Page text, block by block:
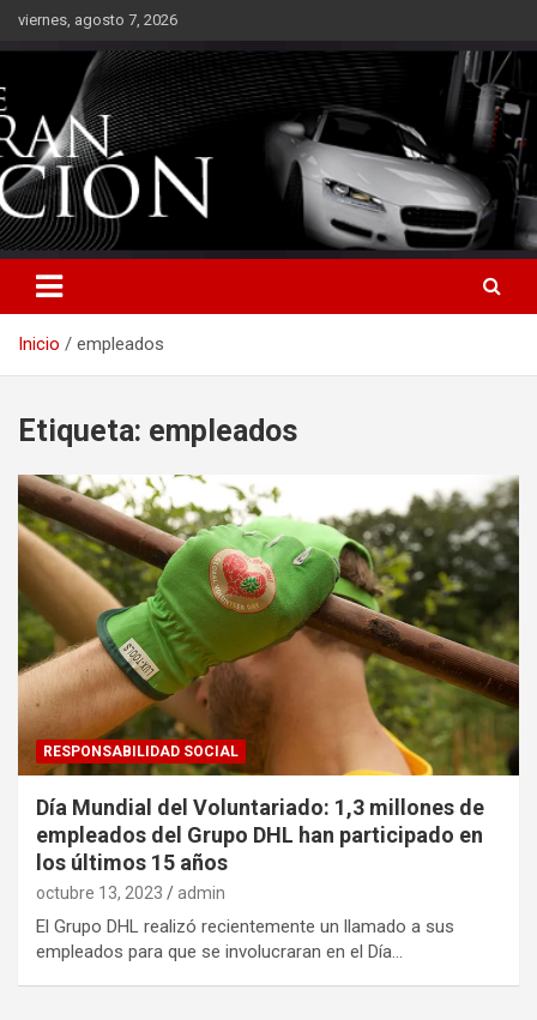
Saltarviernes, agosto 7, 2026
Inicio empleados
Etiqueta: empleados
RESPONSABILIDAD SOCIAL
Día Mundial del Voluntariado: 1,3 millones de
empleados del Grupo DHL han participado en
los últimos 15 años
octubre 13, 2023 admin
El Grupo DHL realizó recientemente un llamado a sus
empleados para que se involucraran en el Día…